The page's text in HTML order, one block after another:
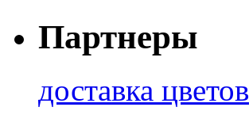
Партнеры
доставка цветов